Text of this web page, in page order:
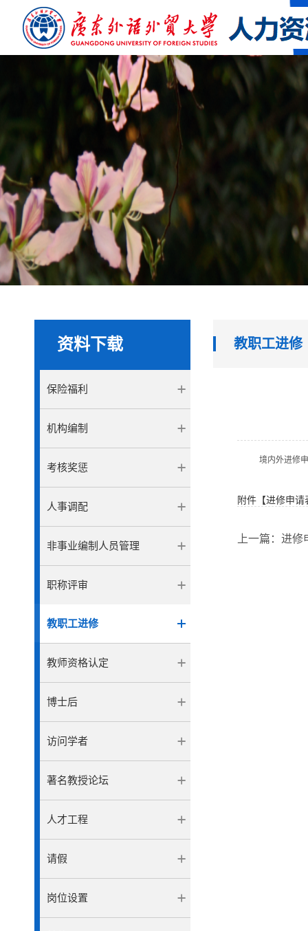
资料下载
保险福利
机构编制
考核奖惩
人事调配
非事业编制人员管理
职称评审
教职工进修
教师资格认定
博士后
访问学者
著名教授论坛
人才工程
请假
岗位设置
教职工进修
境内外进修
附件【进修申请
上一篇： 进修